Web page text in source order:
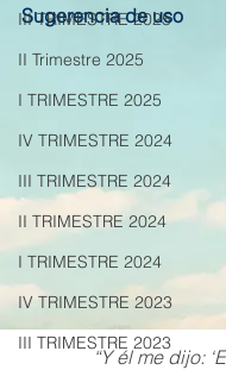
III TRIMESTRE 2025
II Trimestre 2025
I TRIMESTRE 2025
IV TRIMESTRE 2024
III TRIMESTRE 2024
II TRIMESTRE 2024
I TRIMESTRE 2024
IV TRIMESTRE 2023
III TRIMESTRE 2023
Sugerencia de uso
“Y él me dijo: